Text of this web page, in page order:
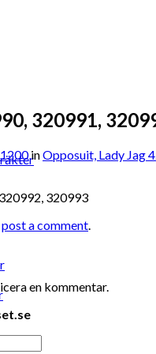
320991,
inOpposuit, Lady Jag
320993
post a comment.
en kommentar.